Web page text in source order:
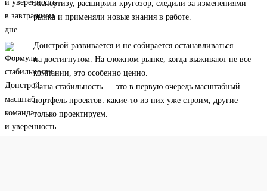
экспертизу, расширяли кругозор, следили за изменениями
рынка и применяли новые знания в работе.
Донстрой развивается и не собирается останавливаться
на достигнутом. На сложном рынке, когда выживают не все
компании, это особенно ценно.
Наша стабильность — это в первую очередь масштабный
портфель проектов: какие-то из них уже строим, другие
только проектируем.